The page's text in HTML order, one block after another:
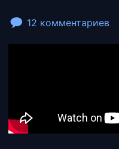
12 комментариев